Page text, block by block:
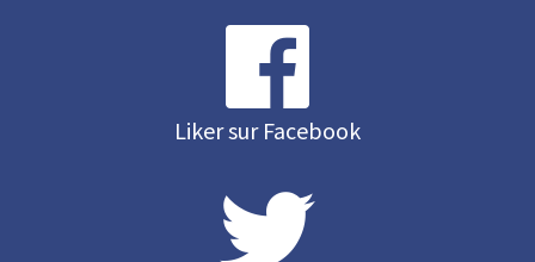
Liker sur Facebook